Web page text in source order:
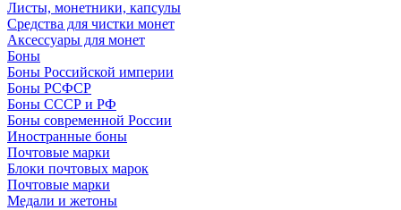
Листы, монетники, капсулы
Средства для чистки монет
Аксессуары для монет
Боны
Боны Российской империи
Боны РСФСР
Боны СССР и РФ
Боны современной России
Иностранные боны
Почтовые марки
Блоки почтовых марок
Почтовые марки
Медали и жетоны